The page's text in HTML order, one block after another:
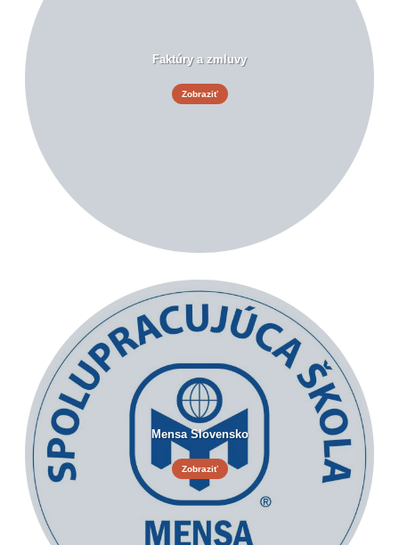
Faktúry a zmluvy
Zobraziť
Mensa Slovensko
Zobraziť